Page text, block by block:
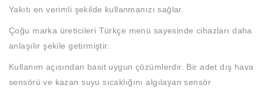
Yakıtı en verimli şekilde kullanmanızı sağlar.
Çoğu marka üreticileri Türkçe menü sayesinde cihazları daha
anlaşılır şekile getirmiştir.
Kullanım açısından basit uygun çözümlerdir. Bir adet dış hava
sensörü ve kazan suyu sıcaklığını algılayan sensör